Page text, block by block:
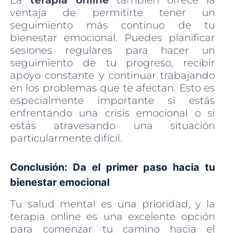
ventaja de permitirte tener un
seguimiento más continuo de tu
bienestar emocional. Puedes planificar
sesiones regulares para hacer un
seguimiento de tu progreso, recibir
apoyo constante y continuar trabajando
en los problemas que te afectan. Esto es
especialmente importante si estás
enfrentando una crisis emocional o si
estás atravesando una situación
particularmente difícil.
Conclusión: Da el primer paso hacia tu
bienestar emocional
Tu salud mental es una prioridad, y la
terapia online es una excelente opción
para comenzar tu camino hacia el